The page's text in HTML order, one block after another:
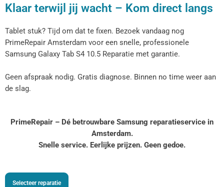
Klaar terwijl jij wacht – Kom direct langs
Tablet stuk? Tijd om dat te fixen. Bezoek vandaag nog
PrimeRepair Amsterdam voor een snelle, professionele
Samsung Galaxy Tab S4 10.5 Reparatie​​​​ met garantie.
Geen afspraak nodig. Gratis diagnose. Binnen no time weer aan
de slag.
PrimeRepair – Dé betrouwbare Samsung reparatieservice in
Amsterdam.
Snelle service. Eerlijke prijzen. Geen gedoe.
Selecteer reparatie